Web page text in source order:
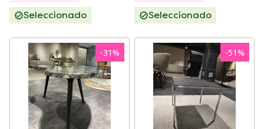
Seleccionado
Seleccionado
-31% -51%